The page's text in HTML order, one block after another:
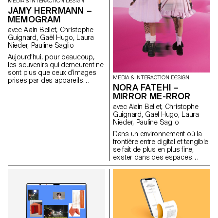
JAMY HERRMANN –
MEMOGRAM
avec Alain Bellet, Christophe
Guignard, Gaël Hugo, Laura
Nieder, Pauline Saglio
Aujourd’hui, pour beaucoup,
les souvenirs qui demeurent ne
sont plus que ceux d’images
prises par des appareils
d’indices et descriptions
MEDIA & INTERACTION DESIGN
NORA FATEHI –
MIRROR ME-RROR
avec Alain Bellet, Christophe
Guignard, Gaël Hugo, Laura
Nieder, Pauline Saglio
Dans un environnement où la
frontière entre digital et tangible
se fait de plus en plus fine,
exister dans des espaces
immatériels implique le
avatar souvent créé à son
image. Habiter dans ces
mondes en fusion conduit
inévitablement à tisser un lien
plus ou moins fort avec ses